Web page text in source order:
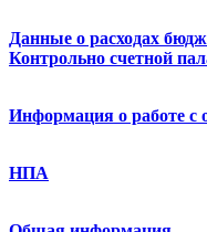
Данные о расходах
Контрольно счетной
Информация о работе с
НПА